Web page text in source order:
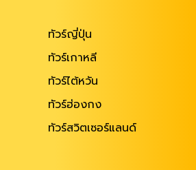
ทัวร์ญี่ปุ่น
ทัวร์เกาหลี
ทัวร์ไต้หวัน
ทัวร์ฮ่องกง
ทัวร์สวิตเซอร์แลนด์